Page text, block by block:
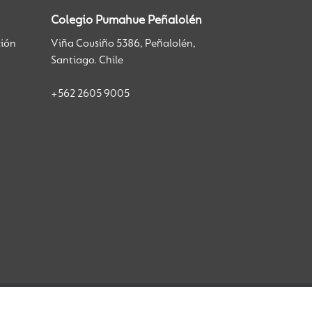
Colegio Pumahue Peñalolén
Viña Cousiño 5386, Peñalolén,
Santiago. Chile
+562 2605 9005